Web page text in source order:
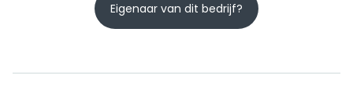
Eigenaar van dit bedrijf?